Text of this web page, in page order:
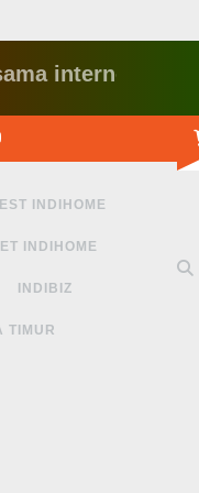
internet yang
INDIHOME
INDIHOME
INDIBIZ
TIMUR